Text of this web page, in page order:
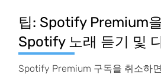
팁: Spotify Premium
Spotify 노래 듣기 및
Spotify Premium 구독을 취소하